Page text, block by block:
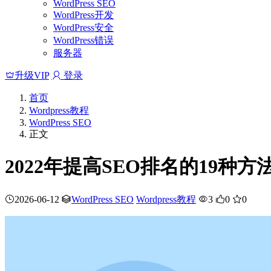
WordPress SEO
WordPress开发
WordPress安全
WordPress错误
服务器
升级VIP 登录
首页
Wordpress教程
WordPress SEO
正文
2022年提高SEO排名的19种方
2026-06-12 WordPress SEO Wordpress教程 3 0 0